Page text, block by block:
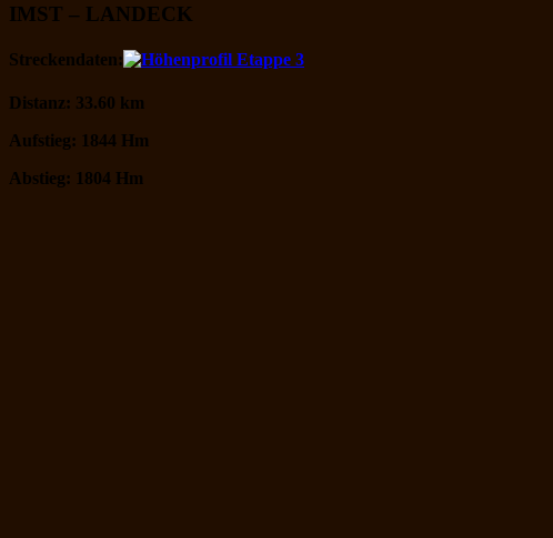
IMST – LANDECK
Streckendaten:
Distanz: 33.60 km
Aufstieg: 1844 Hm
Abstieg: 1804 Hm